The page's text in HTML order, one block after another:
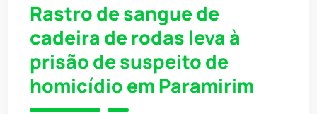
Rastro de sangue de
cadeira de rodas leva à
prisão de suspeito de
homicídio em Paramirim